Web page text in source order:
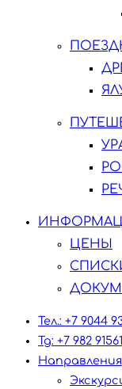
ЦЕНЫ
Тел.: +7 9044
Tg: +7 982
Направления